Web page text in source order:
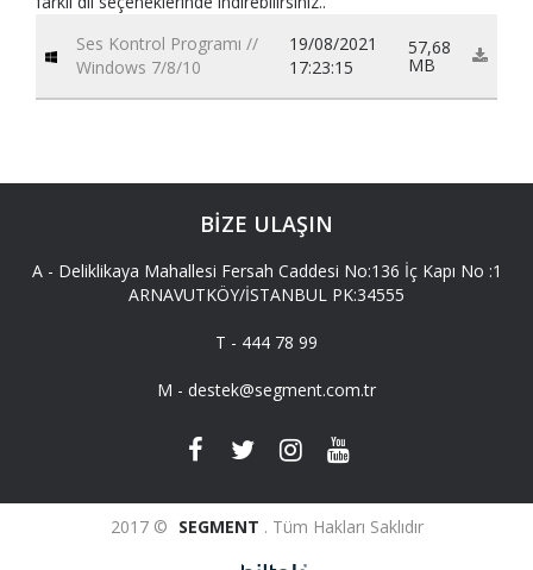
Ses Kontrol Programı //
Windows 7/8/10
19/08/2021
17:23:15
57,68
MB
BİZE ULAŞIN
A - Deliklikaya Mahallesi Fersah Caddesi No:136 İç Kapı No :1
ARNAVUTKÖY/İSTANBUL PK:34555
T - 444 78 99
M - destek@segment.com.tr
2017 © SEGMENT . Tüm Hakları Saklıdır